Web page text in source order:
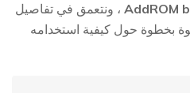
AddROM ، ونتعمق في تفاصيل
بخطوة حول كيفية استخدامه